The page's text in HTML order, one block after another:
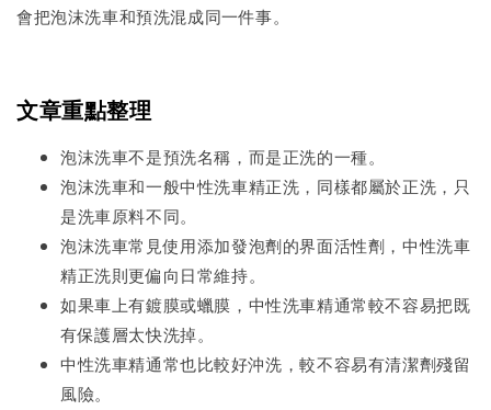
會把泡沫洗車和預洗混成同一件事。
文章重點整理
泡沫洗車不是預洗名稱，而是正洗的一種。
泡沫洗車和一般中性洗車精正洗，同樣都屬於正洗，只
是洗車原料不同。
泡沫洗車常見使用添加發泡劑的界面活性劑，中性洗車
精正洗則更偏向日常維持。
如果車上有鍍膜或蠟膜，中性洗車精通常較不容易把既
有保護層太快洗掉。
中性洗車精通常也比較好沖洗，較不容易有清潔劑殘留
風險。